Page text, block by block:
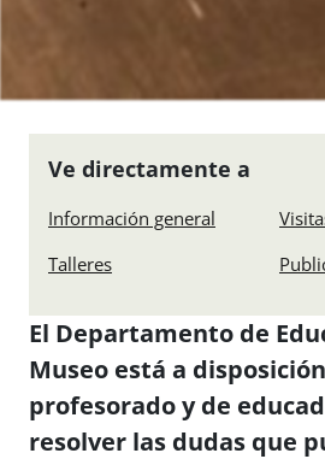
Ve directamente a
Información general
Talleres
El Departamento de
Museo está a
profesorado y de
resolver las dudas que